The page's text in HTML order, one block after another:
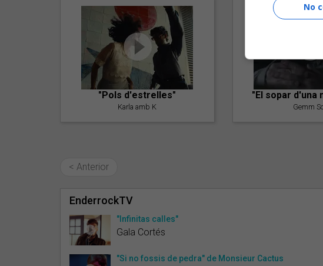
"Pols d'estrelles"
Karla amb K
"El sopar d'una
Gemm
< Anterior
EnderrockTV
"Infinitas calles"
Gala Cortés
"Si no fossis de pedra" de Monsieur Cactus
No